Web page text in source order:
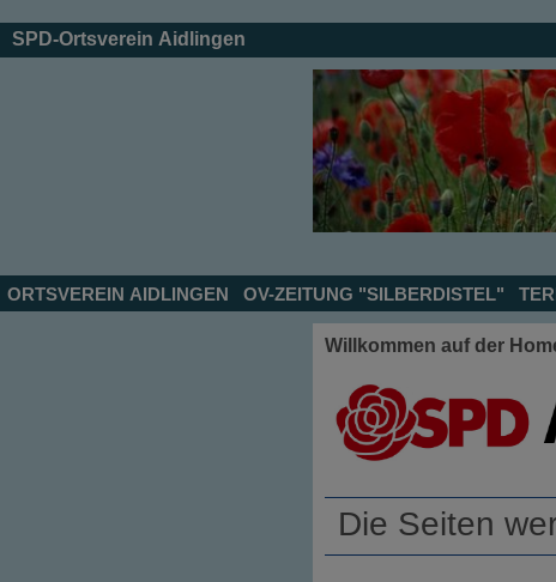
SPD-Ortsverein Aidlingen
ORTSVEREIN AIDLINGEN OV-ZEITUNG "SILBERDISTEL"
Willkommen auf der
Die Seiten